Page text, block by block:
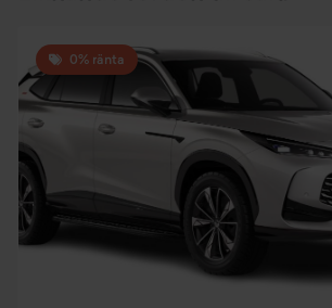
0% ränta